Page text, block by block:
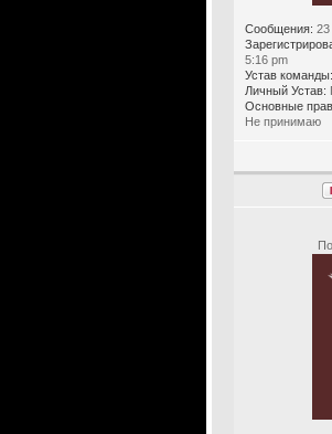
Сообщения: 23
5:16 pm
Устав команды:
Личный Устав:
Основные
Не принимаю